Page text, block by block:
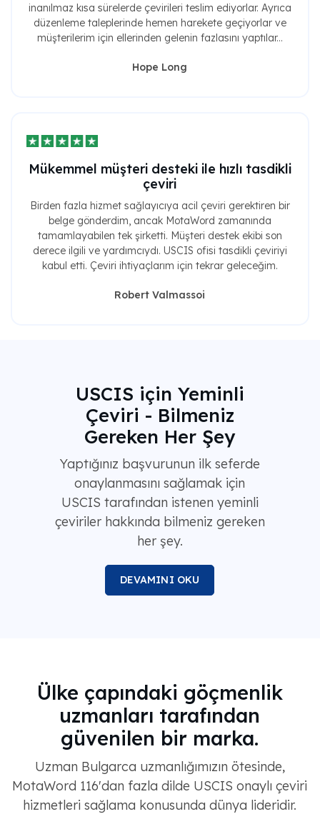
inanılmaz kısa sürelerde çevirileri teslim ediyorlar. Ayrıca
düzenleme taleplerinde hemen harekete geçiyorlar ve
müşterilerim için ellerinden gelenin fazlasını yaptılar...
Hope Long
Mükemmel müşteri desteki ile hızlı tasdikli
çeviri
Birden fazla hizmet sağlayıcıya acil çeviri gerektiren bir
belge gönderdim, ancak MotaWord zamanında
tamamlayabilen tek şirketti. Müşteri destek ekibi son
derece ilgili ve yardımcıydı. USCIS ofisi tasdikli çeviriyi
kabul etti. Çeviri ihtiyaçlarım için tekrar geleceğim.
Robert Valmassoi
USCIS için Yeminli
Çeviri - Bilmeniz
Gereken Her Şey
Yaptığınız başvurunun ilk seferde
onaylanmasını sağlamak için
USCIS tarafından istenen yeminli
çeviriler hakkında bilmeniz gereken
her şey.
DEVAMINI OKU
Ülke çapındaki göçmenlik
uzmanları tarafından
güvenilen bir marka.
Uzman Bulgarca uzmanlığımızın ötesinde,
MotaWord 116'dan fazla dilde USCIS onaylı çeviri
hizmetleri sağlama konusunda dünya lideridir.